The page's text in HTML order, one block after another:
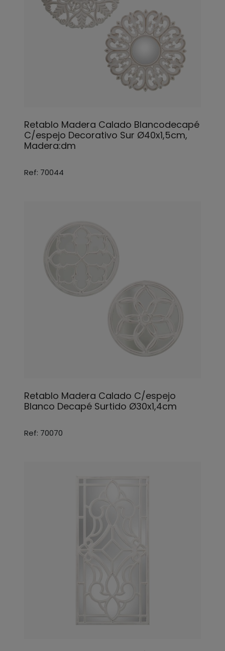
Retablo Madera Calado Blancodecapé
C/espejo Decorativo Sur Ø40x1,5cm,
Madera:dm
Ref: 70044
Retablo Madera Calado C/espejo
Blanco Decapé Surtido Ø30x1,4cm
Ref: 70070